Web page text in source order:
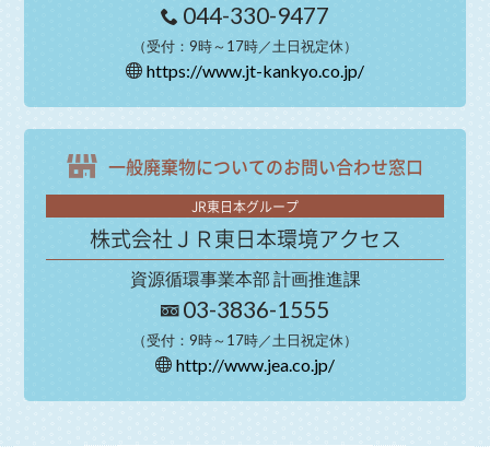
044-330-9477
（受付：9時～17時／土日祝定休）
https://www.jt-kankyo.co.jp/
一般廃棄物についてのお問い合わせ窓口
JR東日本グループ
株式会社ＪＲ東日本環境アクセス
資源循環事業本部 計画推進課
03-3836-1555
（受付：9時～17時／土日祝定休）
http://www.jea.co.jp/